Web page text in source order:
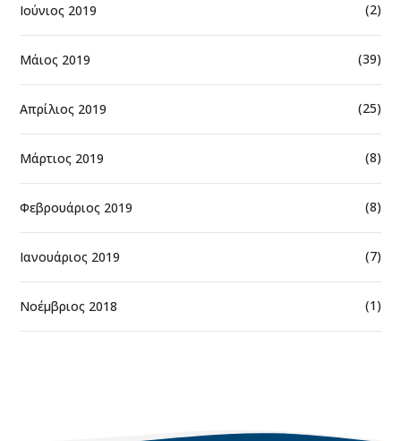
Ιούνιος 2019 (2)
Μάιος 2019 (39)
Απρίλιος 2019 (25)
Μάρτιος 2019 (8)
Φεβρουάριος 2019 (8)
Ιανουάριος 2019 (7)
Νοέμβριος 2018 (1)